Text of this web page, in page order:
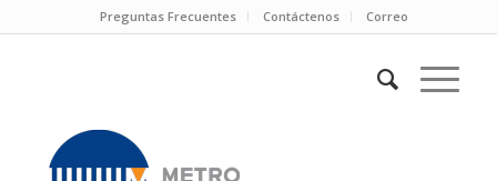
Preguntas Frecuentes Contáctenos Correo